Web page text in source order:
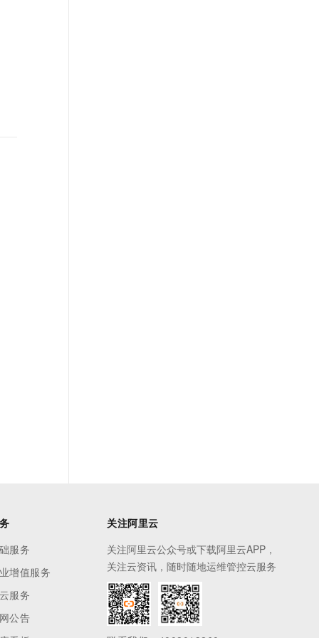
服务
增值服务
服务
公告
关注阿里云
关注阿里云公众号或下载阿里云APP，
关注云资讯，随时随地运维管控云服务